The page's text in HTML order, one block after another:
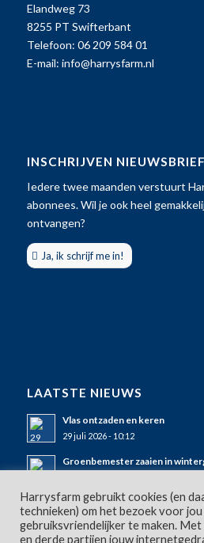
Elandweg 73
8255 PT Swifterbant
Telefoon: 06 209 584 01
E-mail: info@harrysfarm.nl
INSCHRIJVEN NIEUWSBRIEF
Iedere twee maanden verstuurt
abonnees. Wil je ook heel
ontvangen?
Ja, ik schrijf me in!
LAATSTE NIEUWS
Vlas ontzaden en keren
29 juli 2026 - 10:12
Groenbemester zaaien in
Wintergerst stoppel bewerken
23 juli 2026 - 09:10
Harrysfarm gebruikt cookies (en
technieken) om het bezoek voor
gebruiksvriendelijker te maken.
en derde partijen jouw